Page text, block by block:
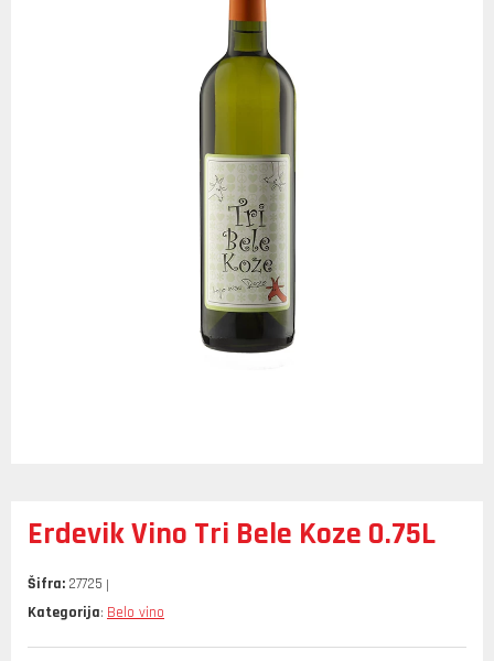
Erdevik Vino Tri Bele Koze 0.75L
Šifra: 27725
Kategorija: Belo vino